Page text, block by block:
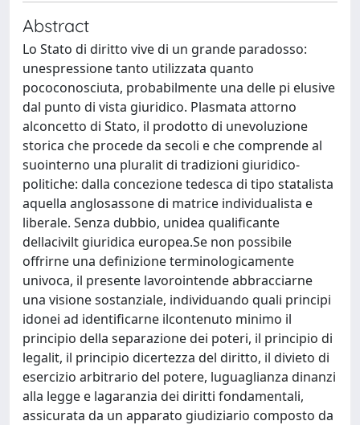
Abstract
Lo Stato di diritto vive di un grande paradosso:
unespressione tanto utilizzata quanto
pococonosciuta, probabilmente una delle pi elusive
dal punto di vista giuridico. Plasmata attorno
alconcetto di Stato, il prodotto di unevoluzione
storica che procede da secoli e che comprende al
suointerno una pluralit di tradizioni giuridico-
politiche: dalla concezione tedesca di tipo statalista
aquella anglosassone di matrice individualista e
liberale. Senza dubbio, unidea qualificante
dellacivilt giuridica europea.Se non possibile
offrirne una definizione terminologicamente
univoca, il presente lavorointende abbracciarne
una visione sostanziale, individuando quali principi
idonei ad identificarne ilcontenuto minimo il
principio della separazione dei poteri, il principio di
legalit, il principio dicertezza del diritto, il divieto di
esercizio arbitrario del potere, luguaglianza dinanzi
alla legge e lagaranzia dei diritti fondamentali,
assicurata da un apparato giudiziario composto da